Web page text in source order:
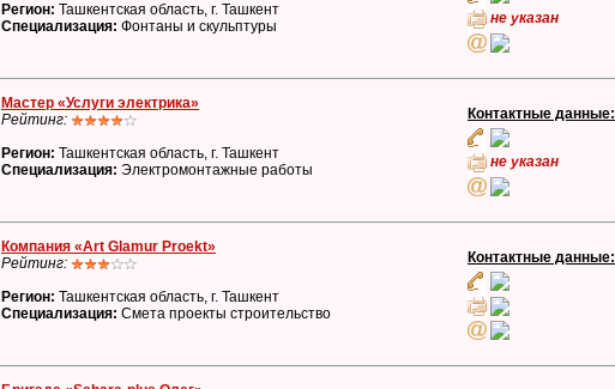
Регион: Ташкентская область, г. Ташкент
Специализация: Фонтаны и скульптуры
не указан
Мастер «Услуги электрика»
Рейтинг:
Регион: Ташкентская область, г. Ташкент
Специализация: Электромонтажные работы
Контактные данные:
не указан
Компания «Art Glamur Proekt»
Рейтинг:
Регион: Ташкентская область, г. Ташкент
Специализация: Смета проекты строительство
Контактные данные: